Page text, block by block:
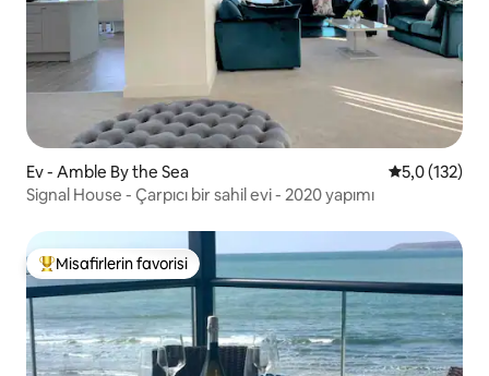
Ev - Amble By the Sea 5 üzerinden
5,0 (132)
Signal House - Çarpıcı bir sahil evi - 2020 yapımı
Misafirlerin favorilerinden en beğenilenler arasında
Misafirlerin favorisi